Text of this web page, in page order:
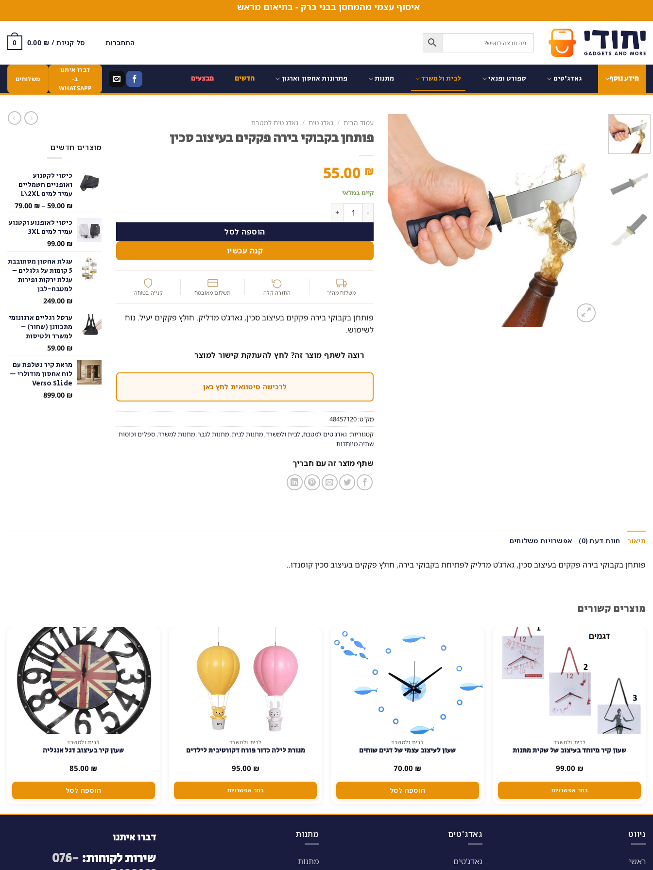
content
איסוף עצמי מהמחסן בבני ברק - בתיאום מראש
התחברות סל קניות / 0.00 ₪
0
מידע נוסף גאדג'טים ספורט ופנאי לבית ולמשרד מתנות פתרונות אחסון וארגון חדשים מבצעים
דברו איתנו
ב-
WHATSAPP
משלוחים
עמוד הבית / גאדג'טים / גאדג'טים למטבח
פותחן בקבוקי בירה פקקים בעיצוב סכין
55.00 ₪
קיים במלאי
כמות של פותחן בקבוקי בירה פקקים בעיצוב סכין
הוספה לסל
קנה עכשיו
משלוח מהיר החזרה קלה תשלום מאובטח קנייה בטוחה
פותחן בקבוקי בירה פקקים בעיצוב סכין, גאדג'ט מדליק. חולץ פקקים יעיל. נוח
לשימוש.
רוצה לשתף מוצר זה? לחץ להעתקת קישור למוצר
לרכישה סיטונאית לחץ כאן
מק"ט: 48457120
קטגוריות: גאדג'טים למטבח, לבית ולמשרד, מתנות לבית, מתנות לגבר, מתנות למשרד, ספלים וכוסות
שתיה מיוחדות
שתף מוצר זה עם חבריך
מוצרים חדשים
כיסוי לקטנוע
ואופניים חשמליים
עמיד למים L\2XL
59.00 ₪
–
79.00 ₪
טווח
כיסוי לאופנוע וקטנוע
עמיד למים 3XL
99.00 ₪
עגלת אחסון מסתובבת
5 קומות על גלגלים –
עגלת ירקות ופירות
למטבח-לבן
249.00 ₪
ערסל רגליים ארגונומי
מתכוונן (שחור) –
למשרד ולטיסות
59.00 ₪
מראת קיר נשלפת עם
לוח אחסון מודולרי —
Verso Slide
899.00 ₪
תיאור חוות דעת (0) אפשרויות משלוחים
פותחן בקבוקי בירה פקקים בעיצוב סכין, גאדג'ט מדליק לפתיחת בקבוקי בירה, חולץ פקקים בעיצוב סכין קומנדו..
מוצרים קשורים
לבית ולמשרד
שעון קיר מיוחד בעיצוב של שקית מתנות
99.00 ₪
בחר אפשרויות
ניתן
האפשרויות
בעמוד
לבית ולמשרד
שעון לעיצוב עצמי של דגים שוחים
70.00 ₪
הוספה לסל
לבית ולמשרד
מנורת לילה כדור פורח דקורטיבית לילדים
95.00 ₪
בחר אפשרויות
ניתן
האפשרויות
בעמוד
לבית ולמשרד
שעון קיר בעיצוב דגל אנגליה
85.00 ₪
הוספה לסל
ניווט
ראשי
גאדג'טים
גאדג'טים
מתנות
מתנות
דברו איתנו
שירות לקוחות: 076-